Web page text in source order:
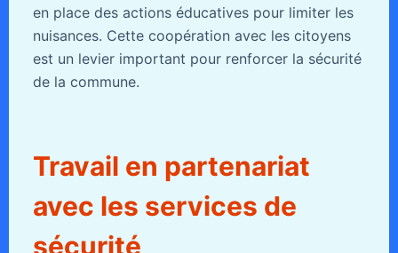
en place des actions éducatives pour limiter les
nuisances. Cette coopération avec les citoyens
est un levier important pour renforcer la sécurité
de la commune.
Travail en partenariat
avec les services de
sécurité